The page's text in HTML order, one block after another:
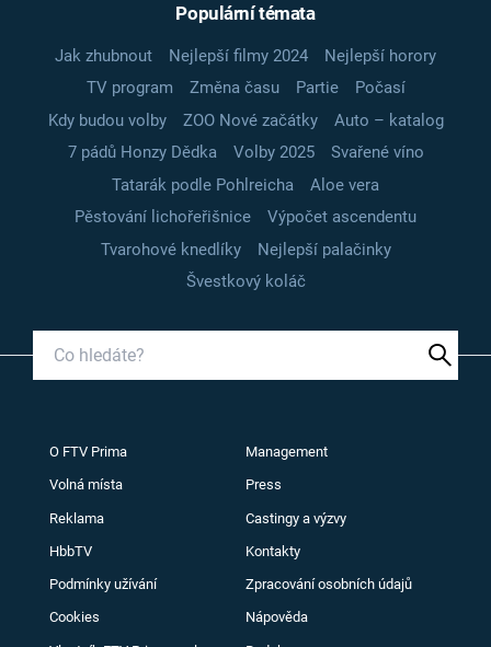
Populární témata
Jak zhubnout Nejlepší filmy 2024
Nejlepší horory
TV program
Změna času Partie
Počasí
Kdy budou volby
ZOO Nové začátky
Auto – katalog
7 pádů Honzy Dědka
Volby 2025
Svařené víno
Tatarák podle Pohlreicha
Aloe vera
Pěstování lichořeřišnice
Výpočet ascendentu
Tvarohové knedlíky
Nejlepší palačinky
Švestkový koláč
O FTV Prima Management
Volná místa Press
Reklama Castingy a výzvy
HbbTV Kontakty
Podmínky užívání Zpracování osobních údajů
Cookies Nápověda